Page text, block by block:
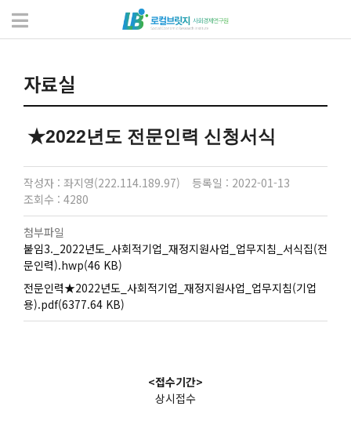
서식 및 자료
자료실
★2022년도 전문인력 신청서식
작성자 : 좌지영(222.114.189.97)
등록일 : 2022-01-13
조회수 : 4280
첨부파일
붙임3._2022년도_사회적기업_재정지원사업_업무지침_서식집(전
문인력).hwp(46 KB)
전문인력★2022년도_사회적기업_재정지원사업_업무지침(기업
용).pdf(6377.64 KB)
<접수기간>
상시접수